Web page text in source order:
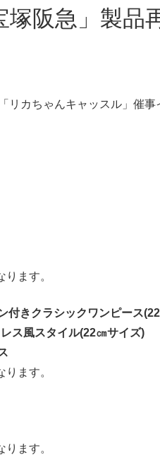
リカちゃんキャッスル」催事
ます。
きクラシックワンピース
ス風スタイル(22㎝サイズ)
ます。
ます。